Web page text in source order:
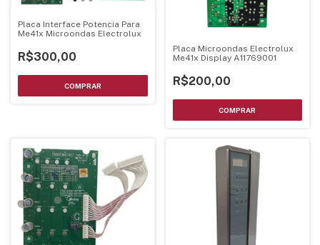
Placa Interface Potencia Para
Me41x Microondas Electrolux
R$300,00
Placa Microondas Electrolux
Me41x Display A11769001
R$200,00